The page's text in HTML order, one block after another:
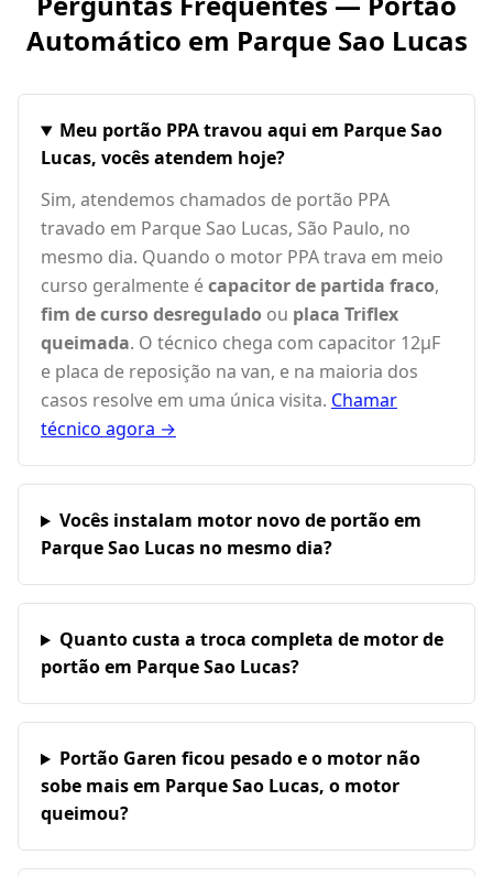
Automático em Parque Sao Lucas
Meu portão PPA travou aqui em Parque Sao
Lucas, vocês atendem hoje?
Sim, atendemos chamados de portão PPA
travado em Parque Sao Lucas, São Paulo, no
mesmo dia. Quando o motor PPA trava em meio
curso geralmente écapacitor de partida fraco,
fim de curso desregulado ou placa Triflex
queimada. O técnico chega com capacitor 12µF
e placa de reposição na van, e na maioria dos
casos resolve em uma única visita. Chamar
técnico agora →
Vocês instalam motor novo de portão em
Parque Sao Lucas no mesmo dia?
Quanto custa a troca completa de motor de
portão em Parque Sao Lucas?
Portão Garen ficou pesado e o motor não
sobe mais em Parque Sao Lucas, o motor
queimou?